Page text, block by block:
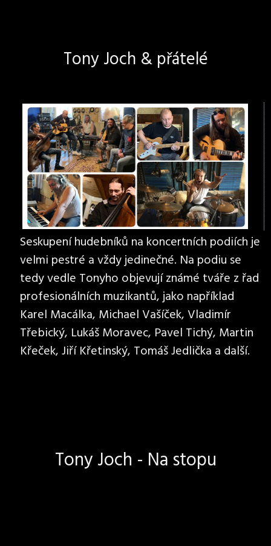
Tony Joch & přátelé
Seskupení hudebníků na koncertních podiích je
velmi pestré a vždy jedinečné. Na podiu se
tedy vedle Tonyho objevují známé tváře z řad
profesionálních muzikantů, jako například
Karel Macálka, Michael Vašíček, Vladimír
Třebický, Lukáš Moravec, Pavel Tichý, Martin
Křeček, Jiří Křetinský, Tomáš Jedlička a další.
Tony Joch - Na stopu